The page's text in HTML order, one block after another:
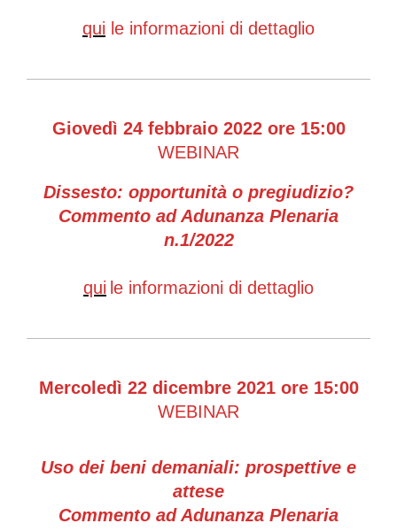
qui le informazioni di dettaglio
Giovedì 24 febbraio 2022 ore 15:00
WEBINAR
Dissesto: opportunità o pregiudizio?
Commento ad Adunanza Plenaria
n.1/2022
qui le informazioni di dettaglio
Mercoledì 22 dicembre 2021 ore 15:00
WEBINAR
Uso dei beni demaniali: prospettive e
attese
Commento ad Adunanza Plenaria